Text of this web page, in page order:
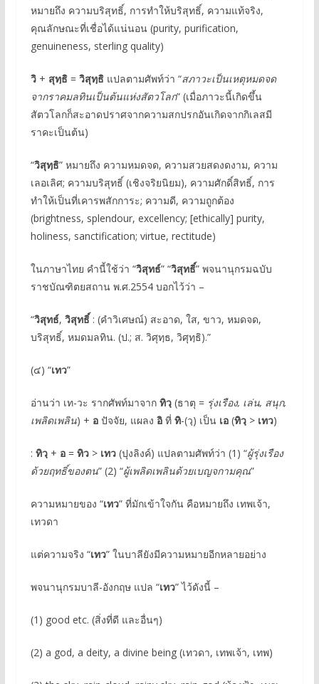
หมายถึง ความบริสุทธิ์, การทำให้บริสุทธิ์, ความแท้จริง,
คุณลักษณะที่เชื่อได้แน่นอน (purity, purification,
genuineness, sterling quality)
วิ+ สุทฺธิ= วิสุทฺธิแปลตามศัพท์ว่า “สภาวะเป็นเหตุหมดจด
จากราคมลทินเป็นต้นแห่งสัตวโลก” (เมื่อภาวะนี้เกิดขึ้น
สัตวโลกก็สะอาดปราศจากความสกปรกอันเกิดจากกิเลสมี
ราคะเป็นต้น)
“วิสุทฺธิ” หมายถึง ความหมดจด, ความสวยสดงดงาม, ความ
เลอเลิศ; ความบริสุทธิ์ (เชิงจริยนิยม), ความศักดิ์สิทธิ์, การ
ทำให้เป็นที่เคารพสักการะ; ความดี, ความถูกต้อง
(brightness, splendour, excellency; [ethically] purity,
holiness, sanctification; virtue, rectitude)
ในภาษาไทย คำนี้ใช้ว่า “วิสุทธ์” “วิสุทธิ์” พจนานุกรมฉบับ
ราชบัณฑิตยสถาน พ.ศ.2554 บอกไว้ว่า –
“วิสุทธ์, วิสุทธิ์: (คำวิเศษณ์) สะอาด, ใส, ขาว, หมดจด,
บริสุทธิ์, หมดมลทิน. (ป.; ส. วิศุทฺธ, วิศุทฺธิ).”
(๔) “เทว”
อ่านว่า เท-วะ รากศัพท์มาจาก ทิวฺ(ธาตุ = รุ่งเรือง, เล่น, สนุก,
เพลิดเพลิน) + อปัจจัย, แผลง อิที่ ทิ-(วฺ) เป็น เอ(ทิวฺ> เทว)
: ทิวฺ+ อ= ทิว> เทว(ปุงลิงค์) แปลตามศัพท์ว่า (1) “ผู้รุ่งเรือง
ด้วยฤทธิ์ของตน” (2) “ผู้เพลิดเพลินด้วยเบญจกามคุณ”
ความหมายของ “เทว” ที่มักเข้าใจกัน คือหมายถึง เทพเจ้า,
เทวดา
แต่ความจริง “เทว” ในบาลียังมีความหมายอีกหลายอย่าง
พจนานุกรมบาลี-อังกฤษ แปล “เทว” ไว้ดังนี้ –
(1) good etc. (สิ่งที่ดี และอื่นๆ)
(2) a god, a deity, a divine being (เทวดา, เทพเจ้า, เทพ)